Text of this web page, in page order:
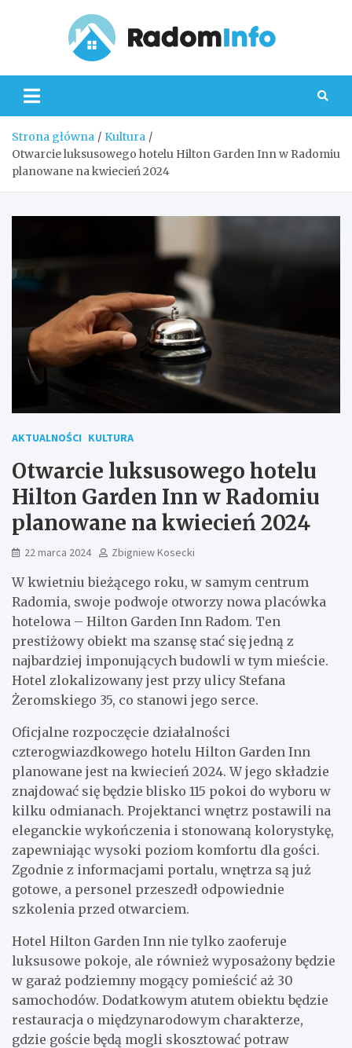
Strona główna
Kultura
Otwarcie luksusowego hotelu Hilton Garden Inn w Radomiu
planowane na kwiecień 2024
AKTUALNOŚCI KULTURA
Otwarcie luksusowego hotelu
Hilton Garden Inn w Radomiu
planowane na kwiecień 2024
22 marca 2024 Zbigniew Kosecki
W kwietniu bieżącego roku, w samym centrum
Radomia, swoje podwoje otworzy nowa placówka
hotelowa – Hilton Garden Inn Radom. Ten
prestiżowy obiekt ma szansę stać się jedną z
najbardziej imponujących budowli w tym mieście.
Hotel zlokalizowany jest przy ulicy Stefana
Żeromskiego 35, co stanowi jego serce.
Oficjalne rozpoczęcie działalności
czterogwiazdkowego hotelu Hilton Garden Inn
planowane jest na kwiecień 2024. W jego składzie
znajdować się będzie blisko 115 pokoi do wyboru w
kilku odmianach. Projektanci wnętrz postawili na
eleganckie wykończenia i stonowaną kolorystykę,
zapewniając wysoki poziom komfortu dla gości.
Zgodnie z informacjami portalu, wnętrza są już
gotowe, a personel przeszedł odpowiednie
szkolenia przed otwarciem.
Hotel Hilton Garden Inn nie tylko zaoferuje
luksusowe pokoje, ale również wyposażony będzie
w garaż podziemny mogący pomieścić aż 30
samochodów. Dodatkowym atutem obiektu będzie
restauracja o międzynarodowym charakterze,
gdzie goście będą mogli skosztować potraw